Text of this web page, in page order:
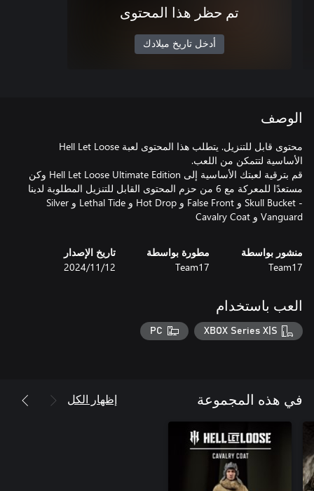
تم حظر هذا المحتوى
أدخل تاريخ ميلادك
الوصف
محتوى قابل للتنزيل. يتطلب هذا المحتوى لعبة Hell Let Loose
قم بترقية لعبتك الأساسية إلى Hell Let Loose Ultimate Edition وكن
مستعدًا للمعركة مع 6 من حزم المحتوى القابل للتنزيل المطلوبة لدينا
- Skull Bucket و False Front و Hot Drop و Lethal Tide و Silver
Vanguard و Cavalry Coat
منشور بواسطة
Team17
مطورة بواسطة
Team17
تاريخ الإصدار
12‏/11‏/2024
العب باستخدام
XBOX Series X|S
PC
في هذه المجموعة إظهار الكل